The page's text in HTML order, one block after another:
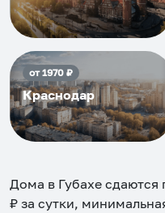
от1970₽
Краснодар
Дома в Губахе сдаются
₽ за сутки,